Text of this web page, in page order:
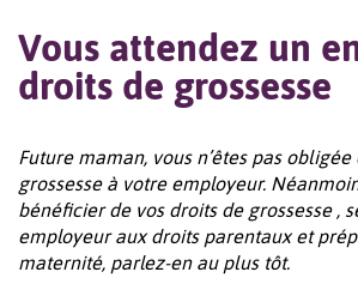
Vous attendez un
droits de grossesse
Future maman, vous n’êtes pas
grossesse à votre employeur.
bénéficier de vos droits de grossesse ,
employeur aux droits parentaux et
maternité, parlez-en au plus tôt.